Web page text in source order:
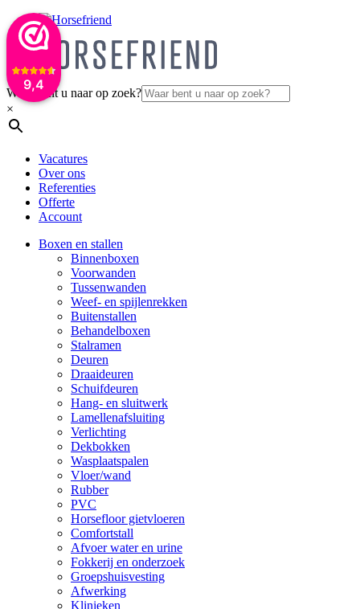
9,4
Waar bent u naar op zoek?
×
Vacatures
Over ons
Referenties
Offerte
Account
Boxen en stallen
Binnenboxen
Voorwanden
Tussenwanden
Weef- en spijlenrekken
Buitenstallen
Behandelboxen
Stalramen
Deuren
Draaideuren
Schuifdeuren
Hang- en sluitwerk
Lamellenafsluiting
Verlichting
Dekbokken
Wasplaatspalen
Vloer/wand
Rubber
PVC
Horsefloor gietvloeren
Comfortstall
Afvoer water en urine
Fokkerij en onderzoek
Groepshuisvesting
Afwerking
Klinieken